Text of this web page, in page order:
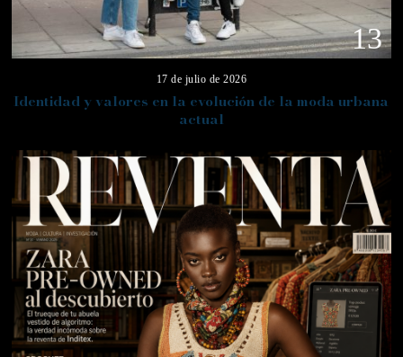
13
17 de julio de 2026
Identidad y valores en la evolución de la moda urbana
actual